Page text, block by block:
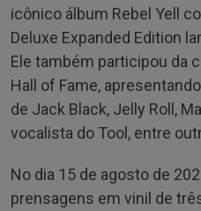
icônico álbum Rebel Yell
Deluxe Expanded Edition
Ele também participou da
Hall of Fame,
de Jack Black, Jelly Roll,
vocalista do Tool, entre
No dia 15 de agosto de
prensagens em vinil de